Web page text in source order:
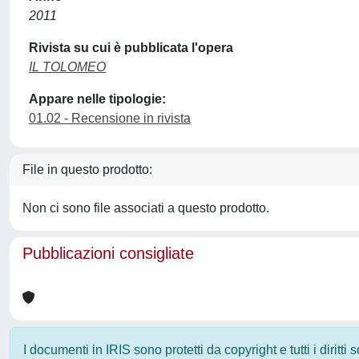
2011
Rivista su cui è pubblicata l'opera
IL TOLOMEO
Appare nelle tipologie:
01.02 - Recensione in rivista
File in questo prodotto:
Non ci sono file associati a questo prodotto.
Pubblicazioni consigliate
I documenti in IRIS sono protetti da copyright e tutti i diritti